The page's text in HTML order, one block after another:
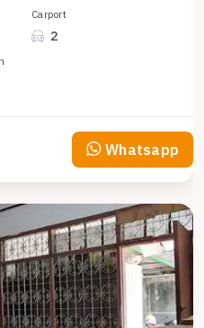
Carport
2
Whatsapp